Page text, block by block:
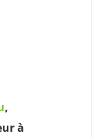
,
à